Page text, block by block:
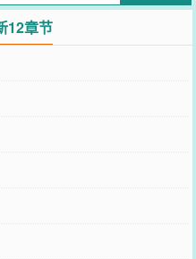
自在，可终究不如天宫有清
，别再逆天行事，即可白日飞
宫，玉帝封我什么官？不会是
弼马温？以仙子之充沛武
真道：羽不擅武艺，喜爱诗文歌
，今幸遇玉帝赏识，愿拜为义
？小羽轻咳几声：请玉帝封羽
也成。......封神、西游为背景的
12章节